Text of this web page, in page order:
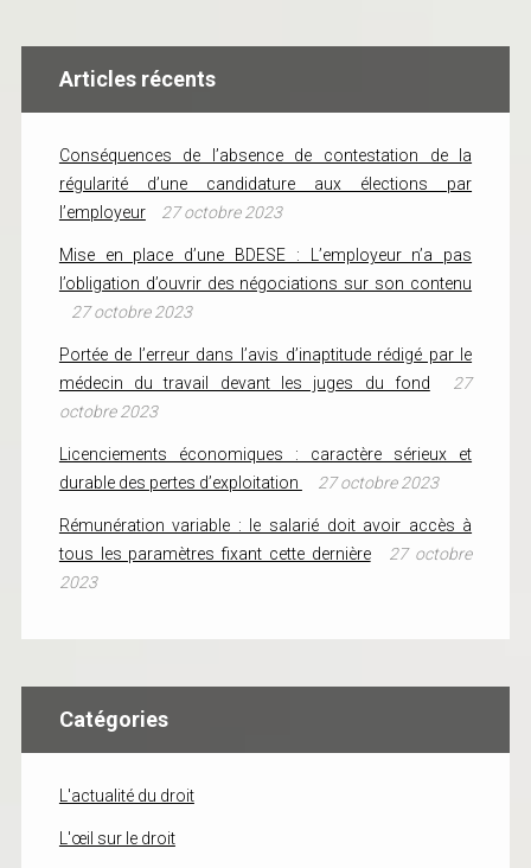
Articles récents
Conséquences de l’absence de contestation de la
régularité d’une candidature aux élections par
l’employeur
27 octobre 2023
Mise en place d’une BDESE : L’employeur n’a pas
l’obligation d’ouvrir des négociations sur son contenu
27 octobre 2023
Portée de l’erreur dans l’avis d’inaptitude rédigé par le
médecin du travail devant les juges du fond
27
octobre 2023
Licenciements économiques : caractère sérieux et
durable des pertes d’exploitation
27 octobre 2023
Rémunération variable : le salarié doit avoir accès à
tous les paramètres fixant cette dernière
27 octobre
2023
Catégories
L'actualité du droit
L'œil sur le droit